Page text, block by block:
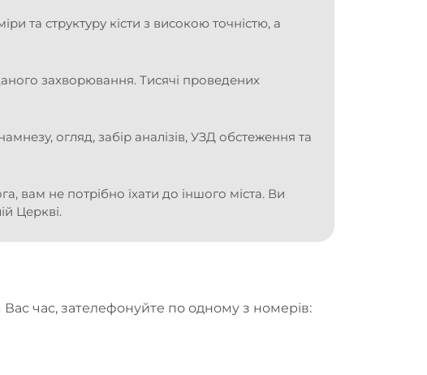
та структуру кісти з високою точністю, а
захворювання. Тисячі проведених
огляд, забір аналізів, УЗД обстеження та
вам не потрібно їхати до іншого міста. Ви
Церкві.
час, зателефонуйте по одному з номерів: